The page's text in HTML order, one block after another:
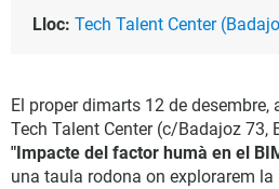
Lloc: Tech Talent Center
El proper dimarts 12 de desembre,
Tech Talent Center (c/Badajoz 73,
"Impacte del factor humà en el
una taula rodona on explorarem